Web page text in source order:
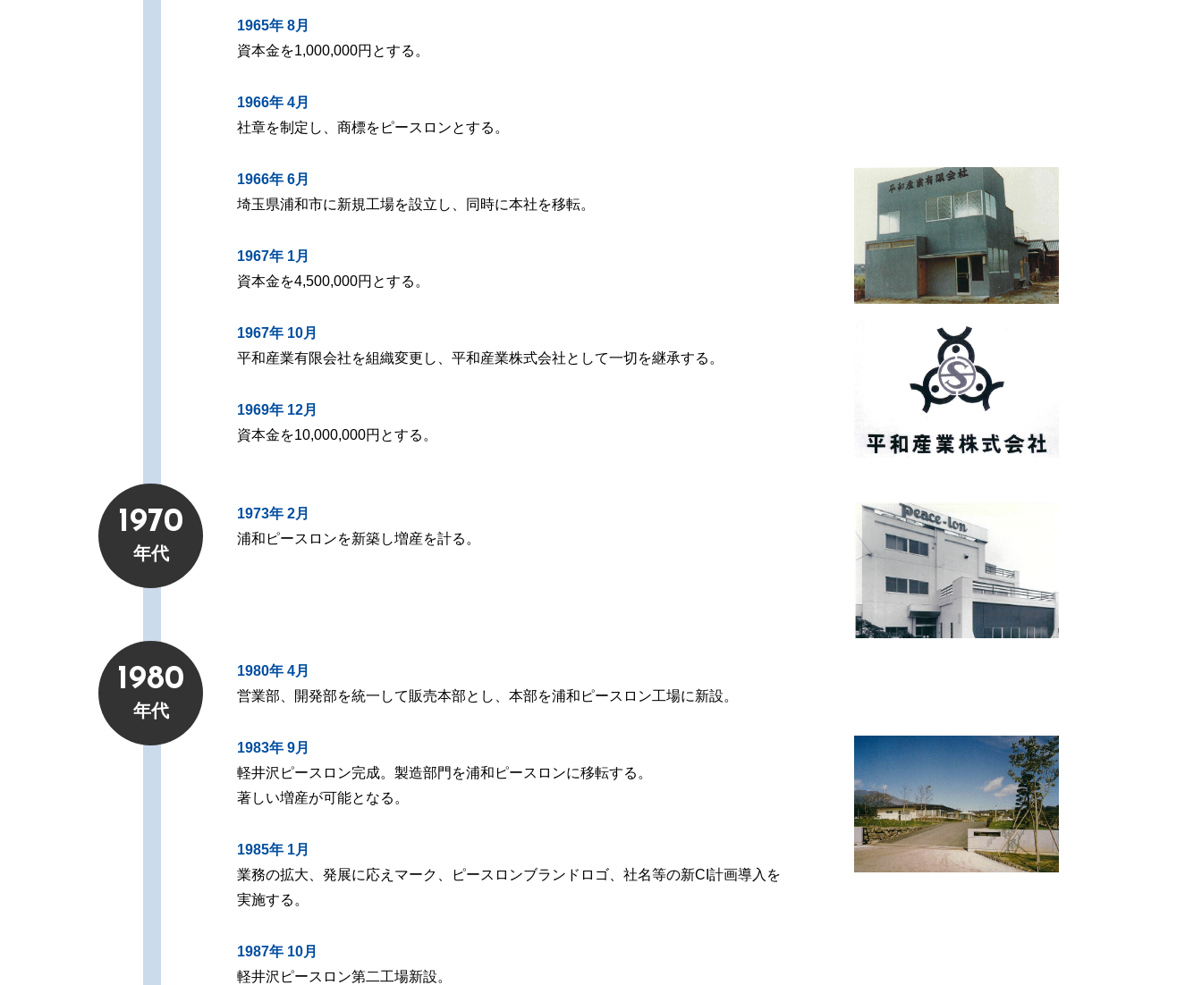
1965年 8月
資本金を1,000,000円とする。
1966年 4月
社章を制定し、商標をピースロンとする。
1966年 6月
埼玉県浦和市に新規工場を設立し、同時に本社を移転。
1967年 1月
資本金を4,500,000円とする。
1967年 10月
平和産業有限会社を組織変更し、平和産業株式会社として一切を継承する。
1969年 12月
資本金を10,000,000円とする。
1970
年代
1973年 2月
浦和ピースロンを新築し増産を計る。
1980
年代
1980年 4月
営業部、開発部を統一して販売本部とし、本部を浦和ピースロン工場に新設。
1983年 9月
軽井沢ピースロン完成。製造部門を浦和ピースロンに移転する。
著しい増産が可能となる。
1985年 1月
業務の拡大、発展に応えマーク、ピースロンブランドロゴ、社名等の新CI計画導入を
実施する。
1987年 10月
軽井沢ピースロン第二工場新設。